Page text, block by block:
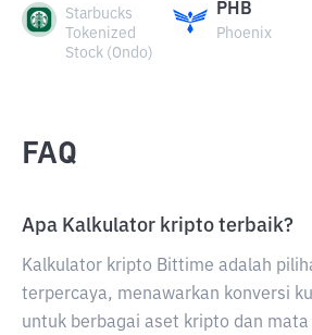
Starbucks
Tokenized
Stock (Ondo)
PHB
Phoenix
FAQ
Apa Kalkulator kripto terbaik?
Kalkulator kripto Bittime adalah
terpercaya, menawarkan konversi
untuk berbagai aset kripto dan mata